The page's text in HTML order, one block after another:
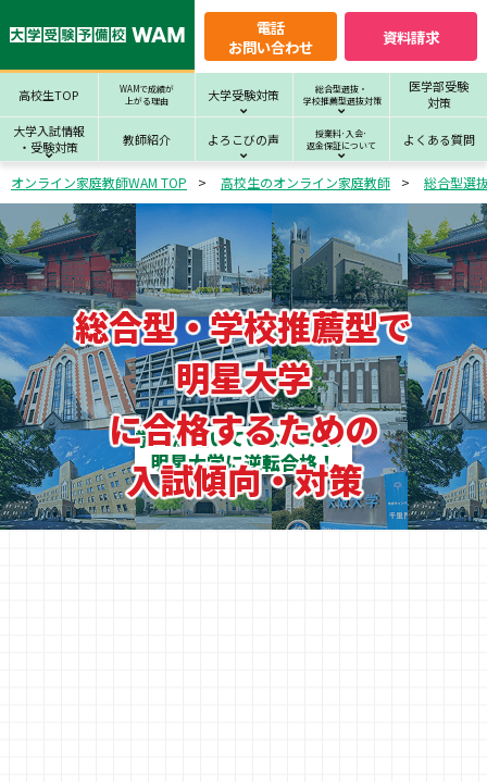
電話
お問い合わせ
資料請求
高校生TOP
WAMで成績が
上がる理由
大学受験対策
総合型選抜・
学校推薦型選抜対策
医学部受験
対策
大学入試情報
・受験対策
教師紹介 よろこびの声
授業料･入会･
返金保証について
よくある質問
オンライン家庭教師WAM TOP 高校生のオンライン家庭教師 総合型選
学力が届いていなくても、
明星大学に逆転合格！
総合型・学校推薦型で
明星大学
に合格するための
入試傾向・対策